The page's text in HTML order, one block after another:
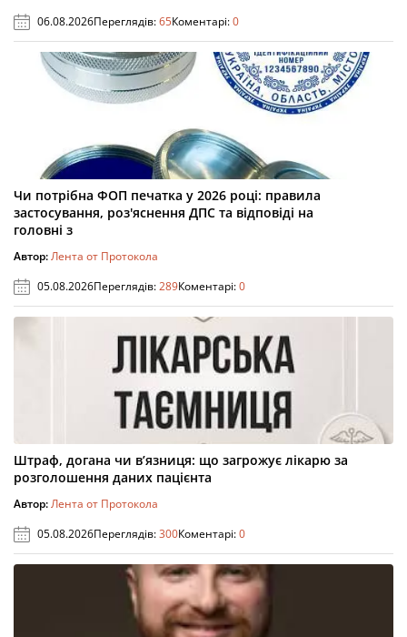
06.08.2026Переглядів:65Коментарі:0
Чи потрібна ФОП печатка у 2026 році: правила
застосування, роз'яснення ДПС та відповіді на
головні з
Автор:Лента от Протокола
05.08.2026Переглядів:289Коментарі:0
Штраф, догана чи в’язниця: що загрожує лікарю за
розголошення даних пацієнта
Автор:Лента от Протокола
05.08.2026Переглядів:300Коментарі:0